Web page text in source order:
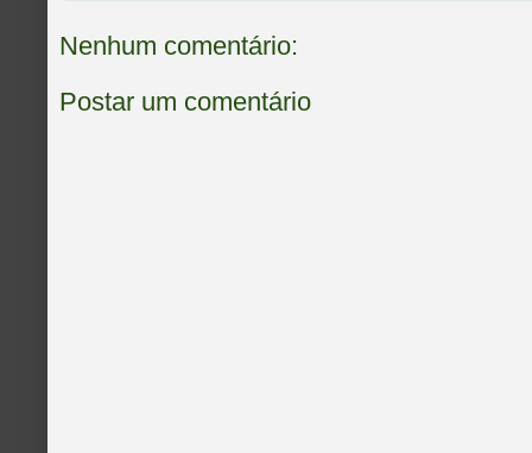
Nenhum comentário:
Postar um comentário